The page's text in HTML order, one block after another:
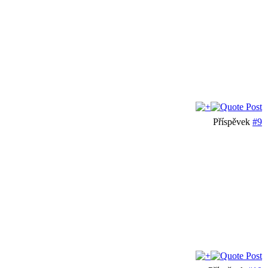
Příspěvek #9